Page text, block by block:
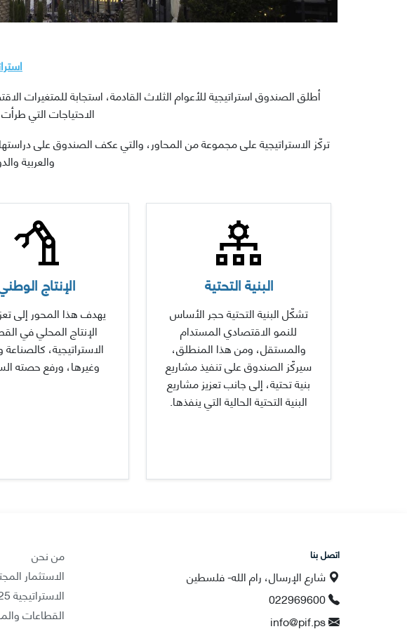
أطلق الصندوق استراتيجية للأعوام الثلاث القادمة، استجابة للمتغيرات
الاحتياجات التي
تركّز الاستراتيجية على مجموعة من المحاور، والتي عكف الصندوق على
والعربية
البنية التحتية
تشكّل البنية التحتية حجر الأساس
للنمو الاقتصادي المستدام
والمستقل، ومن هذا المنطلق،
سيركّز الصندوق على تنفيذ مشاريع
بنية تحتية، إلى جانب تعزيز مشاريع
البنية التحتية الحالية التي ينفذها.
الإنتاج
يهدف هذا المحور إلى
الإنتاج المحلي في
الاستراتيجية،
وغيرها، ورفع حصته
اتصل بنا
شارع الإرسال، رام الله- فلسطين
من نحن
الاستثمار
الاستراتيجية 2025-2027
القطاعات